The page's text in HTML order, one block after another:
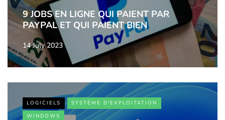
9 JOBS EN LIGNE QUI PAIENT PAR
PAYPAL ET QUI PAIENT BIEN
14 July 2023
LOGICIELS
SYSTÈME D'EXPLOITATION
WINDOWS